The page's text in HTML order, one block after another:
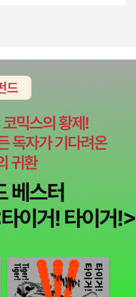
킨 이야기 속에서 긴장감과 박
.<이아손과 황금 양털>에는우리
의 이아손과 헤파이스토스의 황
아손과 50인의 영웅. 그들과의
신, 용기, 간사함, 의리......) 무
평은 도서를 지원받아 주관적으